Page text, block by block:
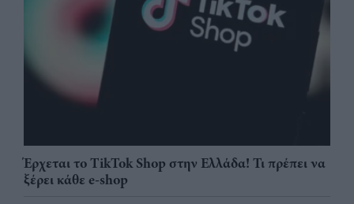
Έρχεται το TikTok Shop στην Ελλάδα! Τι πρέπει να
ξέρει κάθε e-shop